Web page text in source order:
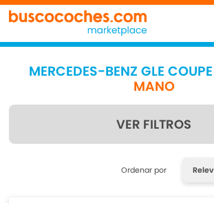
MERCEDES-BENZ GLE COUPE
MANO
VER FILTROS
Encuentra lo que estás
Ordenar por